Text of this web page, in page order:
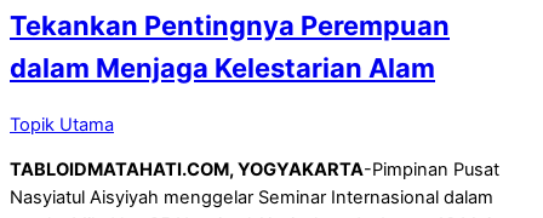
Tekankan Pentingnya Perempuan
dalam Menjaga Kelestarian Alam
Topik Utama
TABLOIDMATAHATI.COM, YOGYAKARTA-Pimpinan Pusat
Nasyiatul Aisyiyah menggelar Seminar Internasional dalam